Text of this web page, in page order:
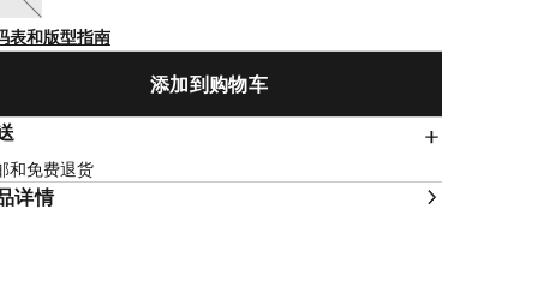
表和版型指南
添加到购物车
和免费退货
详情